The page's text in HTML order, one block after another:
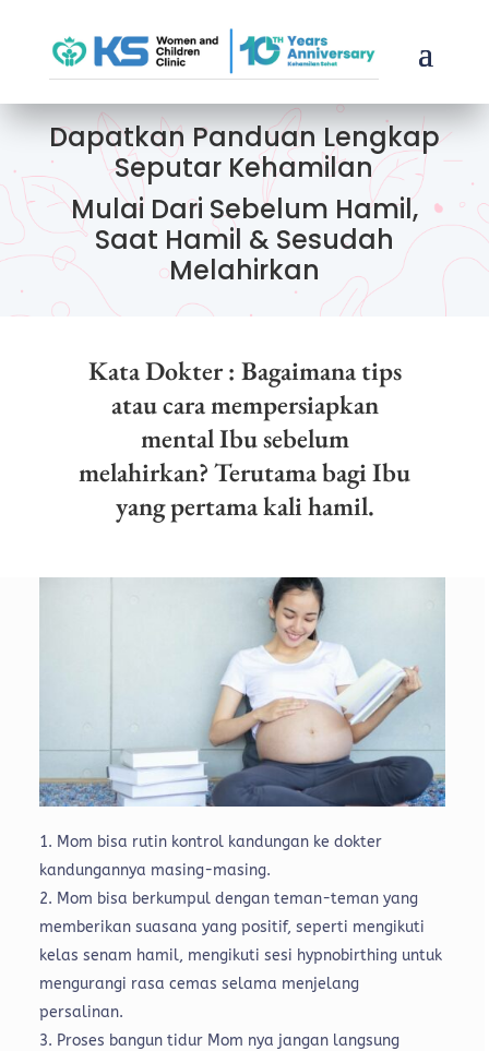
Dapatkan Panduan Lengkap
Seputar Kehamilan
Mulai Dari Sebelum Hamil,
Saat Hamil & Sesudah
Melahirkan
Kata Dokter : Bagaimana tips
atau cara mempersiapkan
mental Ibu sebelum
melahirkan? Terutama bagi Ibu
yang pertama kali hamil.
Mom bisa rutin kontrol kandungan ke dokter
kandungannya masing-masing.
Mom bisa berkumpul dengan teman-teman yang
memberikan suasana yang positif, seperti mengikuti
kelas senam hamil, mengikuti sesi hypnobirthing untuk
mengurangi rasa cemas selama menjelang
persalinan.
Proses bangun tidur Mom nya jangan langsung